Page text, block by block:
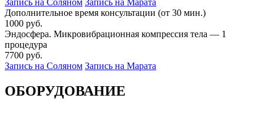
Запись на Соляном Запись на Марата
Дополнительное время консультации (от 30 мин.)
1000 руб.
Эндосфера. Микровибрационная компрессия тела — 1
процедура
7700 руб.
Запись на Соляном Запись на Марата
ОБОРУДОВАНИЕ